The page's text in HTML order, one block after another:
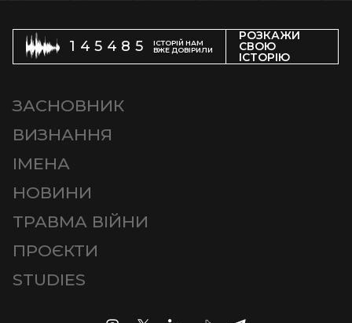
145485
ІСТОРІЙ НАМ
ВЖЕ ДОВІРИЛИ
РОЗКАЖИ
СВОЮ
ІСТОРІЮ
ЗАСНОВНИК
ВИЗНАННЯ
ІМЕНА
НОВИНИ
ТРАВМА ВІЙНИ
ПРОЄКТИ
STUDIES